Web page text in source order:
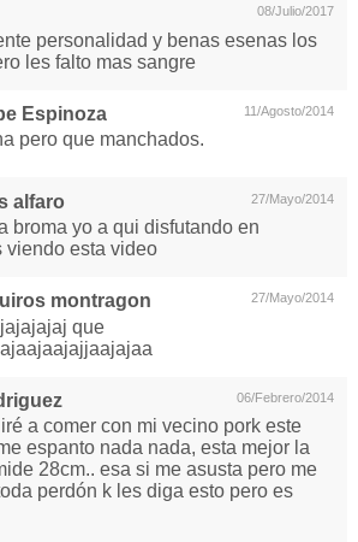
08/Julio/2017
personalidad y benas esenas los
les falto mas sangre
11/Agosto/2014
Espinoza
pero que manchados.
27/Mayo/2014
alfaro
broma yo a qui disfutando en
viendo esta video
27/Mayo/2014
montragon
que
06/Febrero/2014
a comer con mi vecino pork este
espanto nada nada, esta mejor la
28cm.. esa si me asusta pero me
perdón k les diga esto pero es